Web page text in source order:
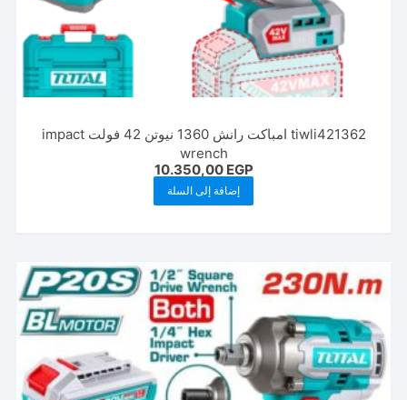
tiwli421362 امباكت رانش 1360 نيوتن 42 فولت impact
wrench
10.350,00 EGP
إضافة إلى السلة